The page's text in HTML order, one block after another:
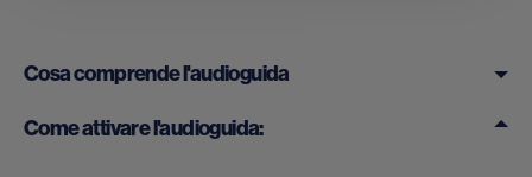
Cosa comprende l'audioguida
Come attivare l'audioguida: